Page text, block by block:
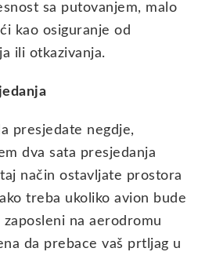
sa putovanjem, malo
kao osiguranje od
ili otkazivanja.
presjedate negdje,
dva sata presjedanja
način ostavljate prostora
treba ukoliko avion bude
na aerodromu
da prebace vaš prtljag u